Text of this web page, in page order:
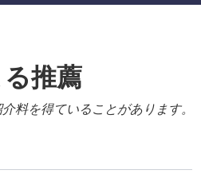
推薦
料を得ていることがあります。